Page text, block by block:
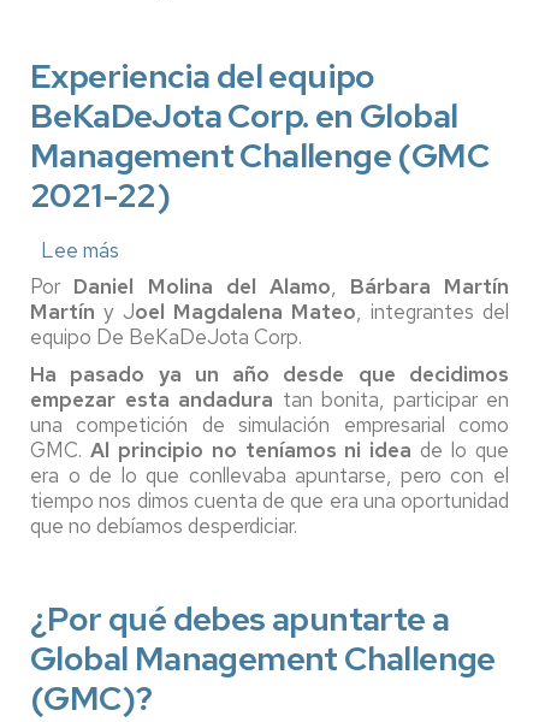
Experiencia del equipo
BeKaDeJota Corp. en Global
Management Challenge (GMC
2021-22)
Lee más
Experiencia
del
equipo
BeKaDeJota
Corp.
en
Global
Management
Challenge
(GMC
2021-
22)
Por Daniel Molina del Alamo, Bárbara Martín
Martín y Joel Magdalena Mateo, integrantes del
equipo De BeKaDeJota Corp.
Ha pasado ya un año desde que decidimos
empezar esta andadura tan bonita, participar en
una competición de simulación empresarial como
GMC. Al principio no teníamos ni idea de lo que
era o de lo que conllevaba apuntarse, pero con el
tiempo nos dimos cuenta de que era una oportunidad
que no debíamos desperdiciar.
¿Por qué debes apuntarte a
Global Management Challenge
(GMC)?